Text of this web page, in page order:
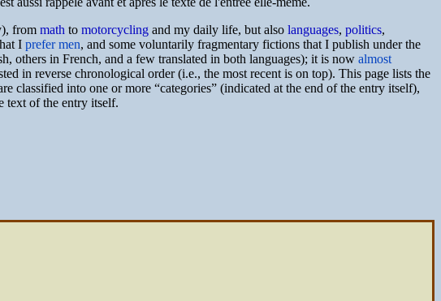
from math to motorcycling and my daily life, but also languages, politics,
I prefer men, and some voluntarily fragmentary fictions that I publish under the
others in French, and a few translated in both languages); it is now almost
in reverse chronological order (i.e., the most recent is on top). This page lists the
classified into one or more “categories” (indicated at the end of the entry itself),
text of the entry itself.